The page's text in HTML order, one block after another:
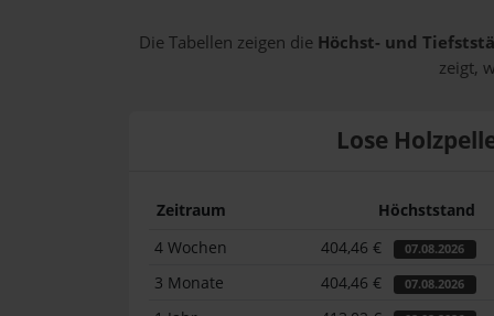
Die Tabellen zeigen die Höchst- und
zeigt,
Lose
Zeitraum Höchststand
4 Wochen
404,46 € 07.08.2026
3 Monate 404,46 € 07.08.2026